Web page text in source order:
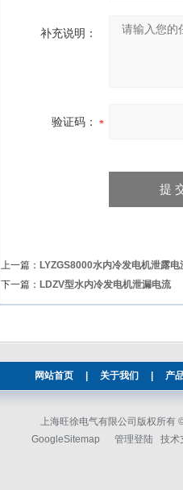
补充说明：
验证码：
上一篇： LYZGS8000水内冷发电机泄露电
下一篇： LDZV型水内冷发电机泄漏电流
网站首页 关于我们 产
上海旺徐电气有限公司版权所有
GoogleSitemap
管理登陆 技术